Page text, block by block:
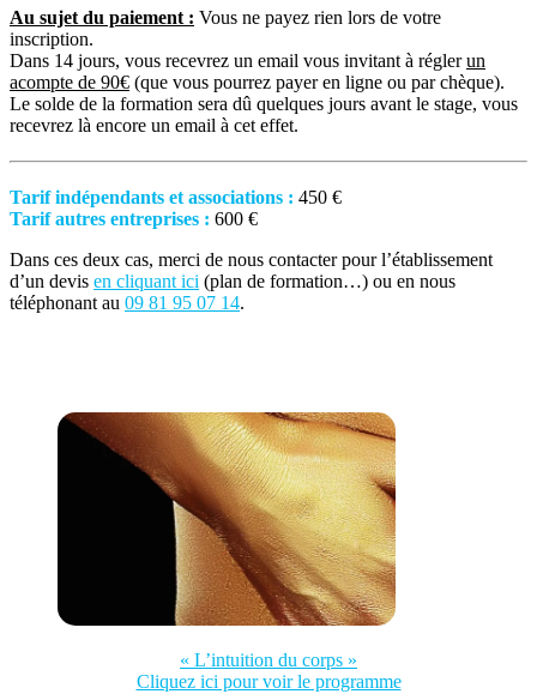
Au sujet du paiement : Vous ne payez rien lors de votre
inscription.
Dans 14 jours, vous recevrez un email vous invitant à régler un
acompte de 90€ (que vous pourrez payer en ligne ou par chèque).
Le solde de la formation sera dû quelques jours avant le stage, vous
recevrez là encore un email à cet effet.
Tarif indépendants et associations : 450 €
Tarif autres entreprises : 600 €
Dans ces deux cas, merci de nous contacter pour l’établissement
d’un devis en cliquant ici (plan de formation…) ou en nous
téléphonant au 09 81 95 07 14.
« L’intuition du corps »
Cliquez ici pour voir le programme